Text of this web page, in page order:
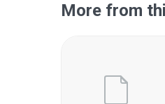
More from